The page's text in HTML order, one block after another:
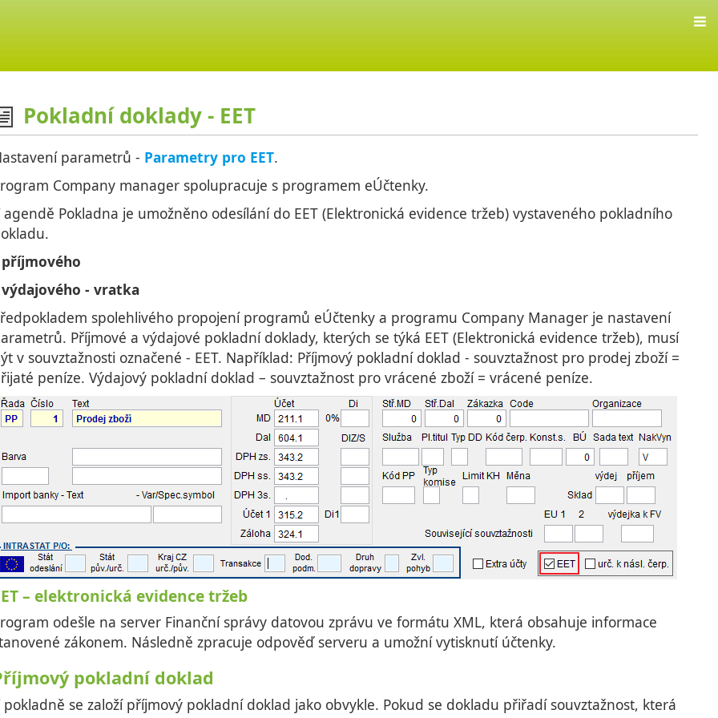
Pokladní doklady - EET
parametrů - Parametry pro EET.
Company manager spolupracuje s programem eÚčtenky.
agendě Pokladna je umožněno odesílání do EET (Elektronická evidence tržeb) vystaveného pokladního
příjmového
výdajového - vratka
spolehlivého propojení programů eÚčtenky a programu Company Manager je nastavení
Příjmové a výdajové pokladní doklady, kterých se týká EET (Elektronická evidence tržeb), musí
v souvztažnosti označené - EET. Například: Příjmový pokladní doklad - souvztažnost pro prodej zboží =
peníze. Výdajový pokladní doklad – souvztažnost pro vrácené zboží = vrácené peníze.
– elektronická evidence tržeb
odešle na server Finanční správy datovou zprávu ve formátu XML, která obsahuje informace
zákonem. Následně zpracuje odpověď serveru a umožní vytisknutí účtenky.
pokladní doklad
pokladně se založí příjmový pokladní doklad jako obvykle. Pokud se dokladu přiřadí souvztažnost, která